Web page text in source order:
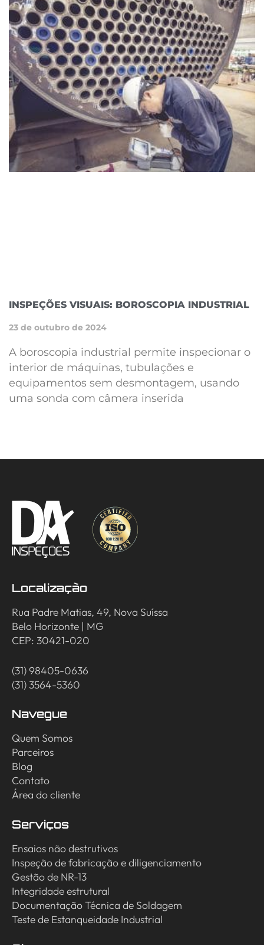
INSPEÇÕES VISUAIS: BOROSCOPIA INDUSTRIAL
23 de outubro de 2024
A boroscopia industrial permite inspecionar o
interior de máquinas, tubulações e
equipamentos sem desmontagem, usando
uma sonda com câmera inserida
Localização
Rua Padre Matias, 49, Nova Suíssa
Belo Horizonte | MG
CEP: 30421-020
(31) 98405-0636
(31) 3564-5360
Navegue
Quem Somos
Parceiros
Blog
Contato
Área do cliente
Serviços
Ensaios não destrutivos
Inspeção de fabricação e diligenciamento
Gestão de NR-13
Integridade estrutural
Documentação Técnica de Soldagem
Teste de Estanqueidade Industrial